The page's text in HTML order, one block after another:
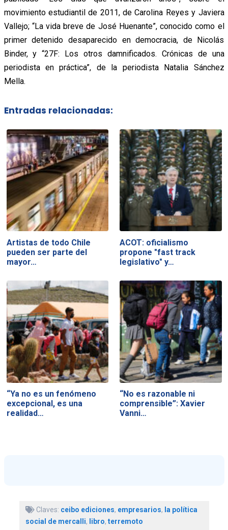
movimiento estudiantil de 2011, de Carolina Reyes y Javiera
Vallejo; “La vida breve de José Huenante”, conocido como el
primer detenido desaparecido en democracia, de Nicolás
Binder, y “27F: Los otros damnificados. Crónicas de una
periodista en práctica”, de la periodista Natalia Sánchez
Mella.
Entradas relacionadas:
Artistas de todo Chile
pueden ser parte del
mayor…
ACOT: oficialismo
propone "fast track
legislativo" y…
“Ya no es un fenómeno
excepcional, es una
realidad…
“No es razonable ni
comprensible”: Xavier
Vanni…
Claves: ceibo ediciones, empresarios, la política
social de mercalli, libro, terremoto